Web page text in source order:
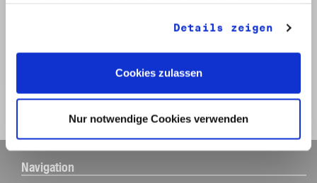
Details zeigen
Cookies zulassen
Nur notwendige Cookies verwenden
Zurück zur Trefferliste
Navigation